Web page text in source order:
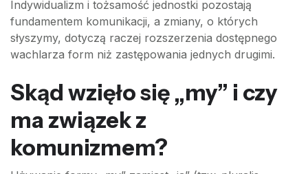
Indywidualizm i tożsamość jednostki pozostają
fundamentem komunikacji, a zmiany, o których
słyszymy, dotyczą raczej rozszerzenia dostępnego
wachlarza form niż zastępowania jednych drugimi.
Skąd wzięło się „my” i czy
ma związek z
komunizmem?